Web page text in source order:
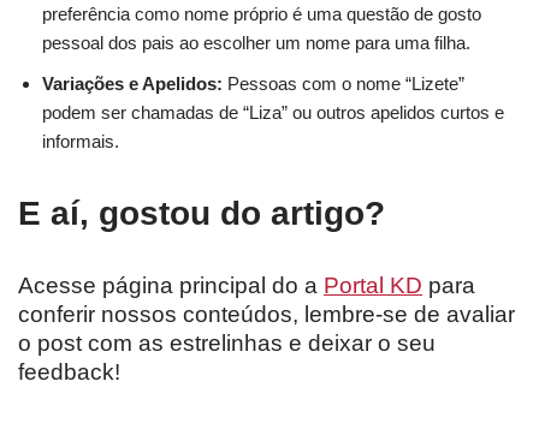
preferência como nome próprio é uma questão de gosto
pessoal dos pais ao escolher um nome para uma filha.
Variações e Apelidos: Pessoas com o nome “Lizete”
podem ser chamadas de “Liza” ou outros apelidos curtos e
informais.
E aí, gostou do artigo?
Acesse página principal do a Portal KD para
conferir nossos conteúdos, lembre-se de avaliar
o post com as estrelinhas e deixar o seu
feedback!